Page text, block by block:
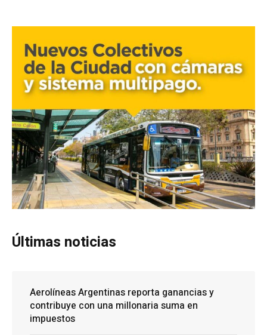
Últimas noticias
Aerolíneas Argentinas reporta ganancias y
contribuye con una millonaria suma en
impuestos